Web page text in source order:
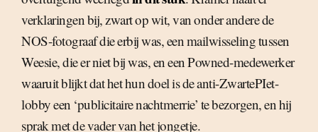
verklaringen bij, zwart op wit, van onder andere de
NOS-fotograaf die erbij was, een mailwisseling tussen
Weesie, die er niet bij was, en een Powned-medewerker
waaruit blijkt dat het hun doel is de anti-ZwartePIet-
lobby een ‘publicitaire nachtmerrie’ te bezorgen, en hij
sprak met de vader van het jongetje.